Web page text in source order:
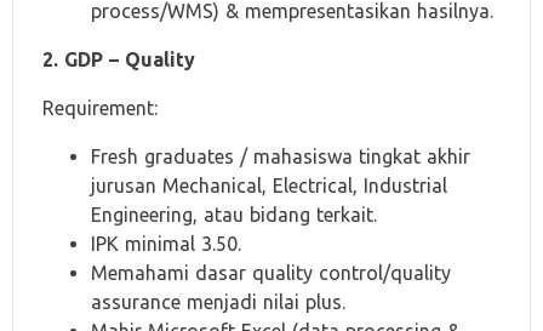
process/WMS) & mempresentasikan hasilnya.
2. GDP – Quality
Requirement:
Fresh graduates / mahasiswa tingkat akhir
jurusan Mechanical, Electrical, Industrial
Engineering, atau bidang terkait.
IPK minimal 3.50.
Memahami dasar quality control/quality
assurance menjadi nilai plus.